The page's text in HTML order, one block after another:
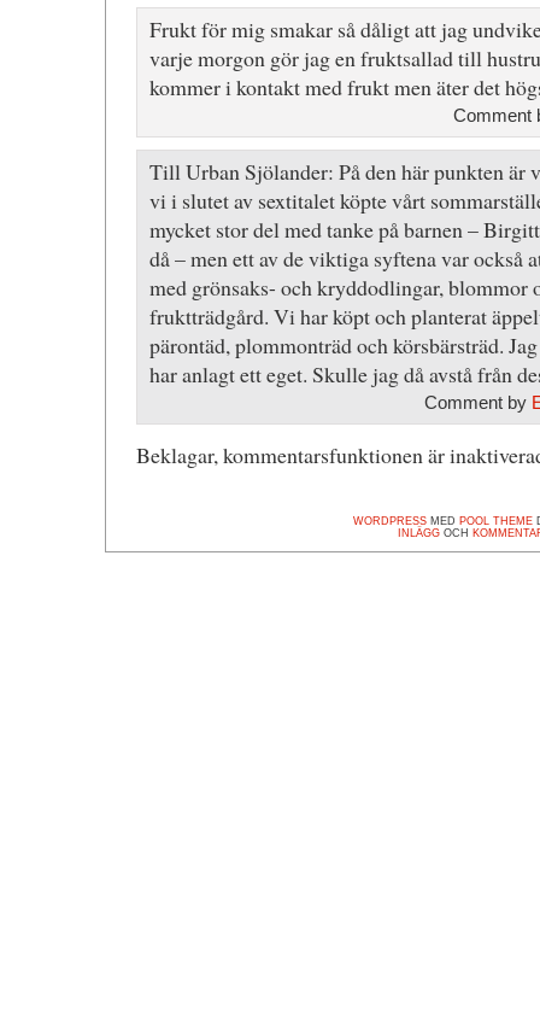
Frukt för mig smakar så dåligt att jag
varje morgon gör jag en fruktsallad till
kommer i kontakt med frukt men äter det
Comment
Till Urban Sjölander: På den här punkten är
vi i slutet av sextitalet köpte vårt
mycket stor del med tanke på barnen –
då – men ett av de viktiga syftena var också
med grönsaks- och kryddodlingar, blommor
fruktträdgård. Vi har köpt och planterat
pärontäd, plommonträd och körsbärsträd.
har anlagt ett eget. Skulle jag då avstå från
Comment by
Beklagar, kommentarsfunktionen är
WORDPRESSMED POOL THEME
INLÄGGOCH